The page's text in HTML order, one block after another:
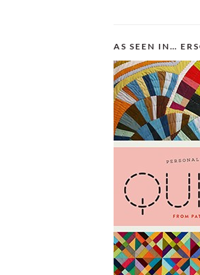
AS SEEN IN…